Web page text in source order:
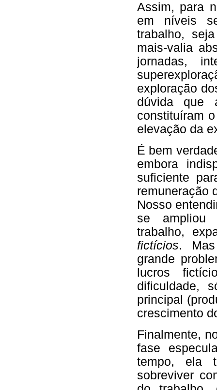
Assim, para
em níveis
trabalho,
mais-valia
jornadas,
exploração
dúvida que
constituíram
elevação da
É bem
embora
suficiente
remuneração
Nosso
se ampliou
trabalho,
fictícios.
grande
lucros
dificuldade,
principal
crescimento
Finalmente,
fase
tempo, ela
sobreviver